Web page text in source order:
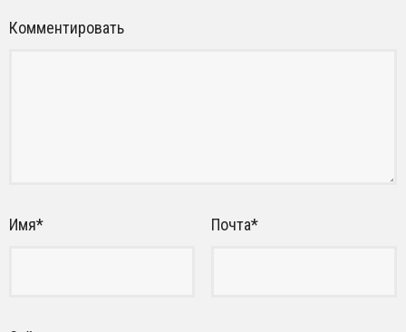
Комментировать
Имя* Почта*